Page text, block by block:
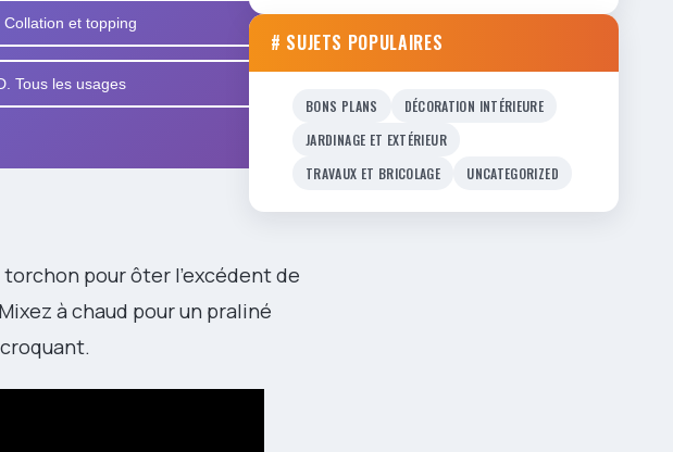
Collation et topping
Tous les usages
torchon pour ôter l’excédent de
à chaud pour un praliné
# SUJETS POPULAIRES
BONS PLANS
DÉCORATION INTÉRIEURE
JARDINAGE ET EXTÉRIEUR
TRAVAUX ET BRICOLAGE
UNCATEGORIZED